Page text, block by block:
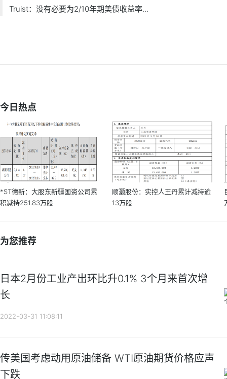
Truist：没有必要为2/10年期美债收益率...
今日热点
*ST德新：大股东新疆国资公司累
积减持251.83万股
顺灏股份：实控人王丹累计减持逾
13万股
为您推荐
日本2月份工业产出环比升0.1% 3个月来首次增
长
2022-03-31 11:08:11
传美国考虑动用原油储备 WTI原油期货价格应声
下跌